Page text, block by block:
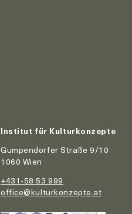
Institut für Kulturkonzepte
Gumpendorfer Straße 9/10
1060 Wien
+431-58 53 999
office@kulturkonzepte.at